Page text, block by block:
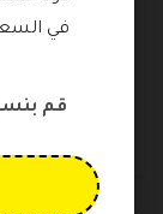
كود خصم توصيل
في
قم